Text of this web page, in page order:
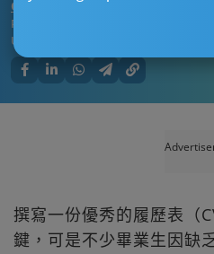
CTgoodjobs’ Editor
Published:
Updated:
撰寫一份優秀的履歷表（
鍵，可是不少畢業生因缺